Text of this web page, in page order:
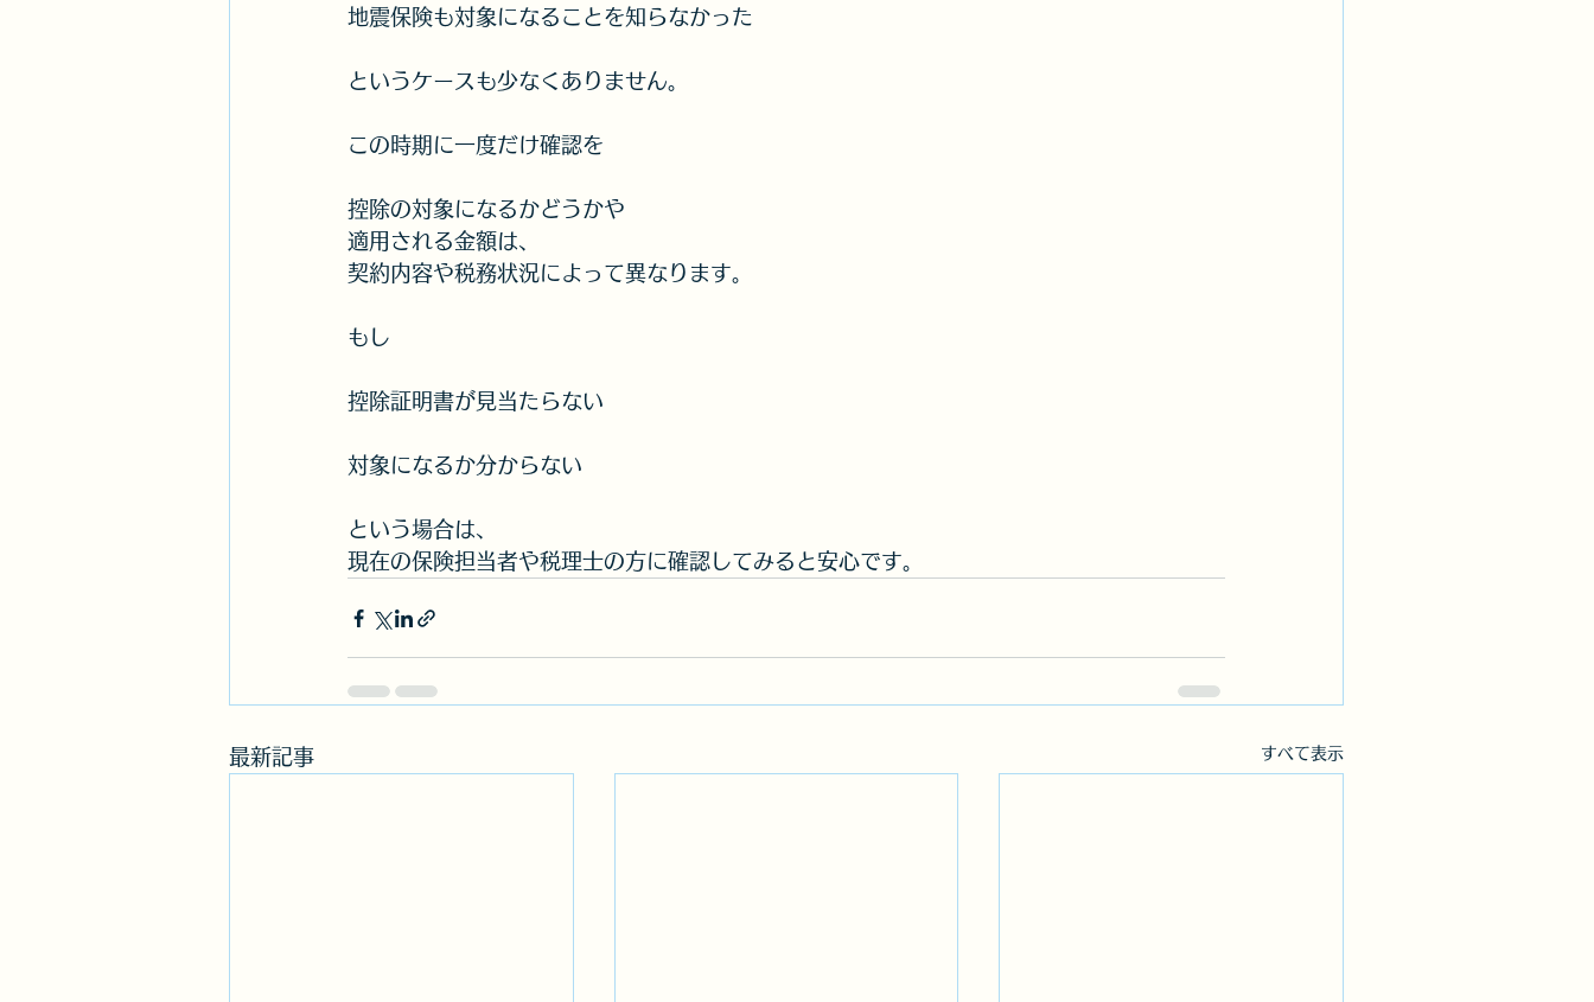
地震保険も対象になることを知らなかった
というケースも少なくありません。
この時期に一度だけ確認を
控除の対象になるかどうかや
適用される金額は、
契約内容や税務状況によって異なります。
もし
控除証明書が見当たらない
対象になるか分からない
という場合は、
現在の保険担当者や税理士の方に確認してみると安心です。
最新記事 すべて表示